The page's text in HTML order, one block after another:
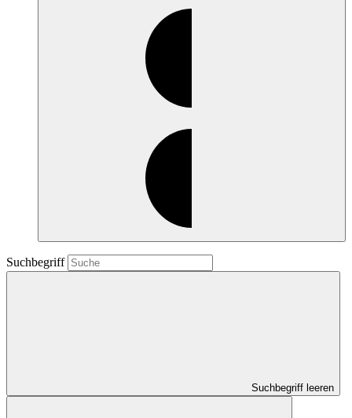
Suchbegriff
Suchbegriff leeren